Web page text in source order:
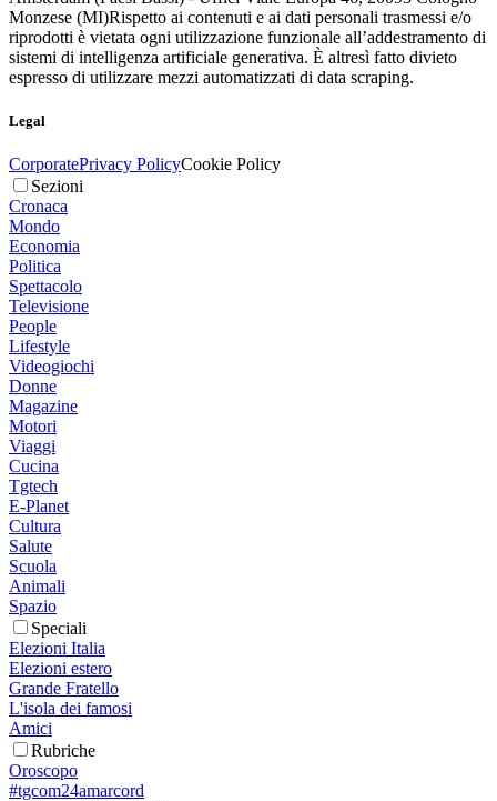
Monzese (MI)Rispetto ai contenuti e ai dati personali trasmessi e/o
riprodotti è vietata ogni utilizzazione funzionale all’addestramento di
sistemi di intelligenza artificiale generativa. È altresì fatto divieto
espresso di utilizzare mezzi automatizzati di data scraping.
Legal
CorporatePrivacy PolicyCookie Policy
Sezioni
Cronaca
Mondo
Economia
Politica
Spettacolo
Televisione
People
Lifestyle
Videogiochi
Donne
Magazine
Motori
Viaggi
Cucina
Tgtech
E-Planet
Cultura
Salute
Scuola
Animali
Spazio
Speciali
Elezioni Italia
Elezioni estero
Grande Fratello
L'isola dei famosi
Amici
Rubriche
Oroscopo
#tgcom24amarcord